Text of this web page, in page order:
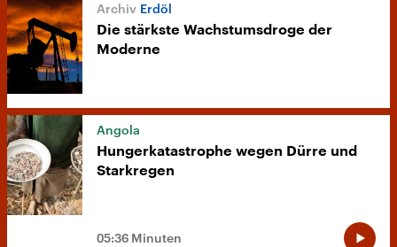
Erdöl
Die stärkste Wachstumsdroge der
Moderne
Angola
Hungerkatastrophe wegen Dürre und
Starkregen
05:36 Minuten